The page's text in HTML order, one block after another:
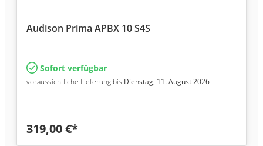
Audison Prima APBX 10 S4S
Sofort verfügbar
voraussichtliche Lieferung bis Dienstag, 11. August 2026
319,00 €*